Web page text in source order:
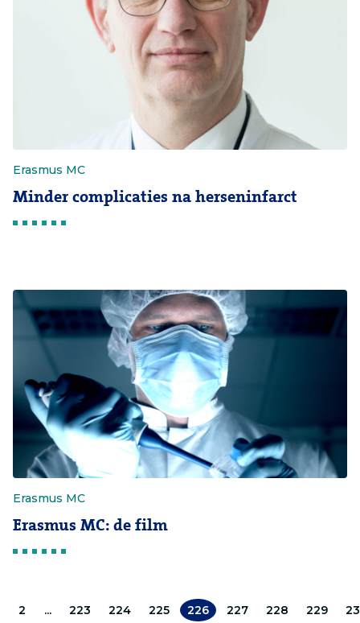
Erasmus MC
Minder complicaties na herseninfarct
Erasmus MC
Erasmus MC: de film
2 ... 223 224 225 226 227 228 229